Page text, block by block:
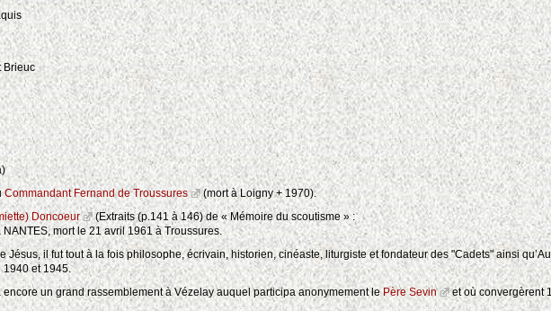
Brieuc
Commandant Fernand de Troussures
(mort à Loigny + 1970).
Doncoeur
(Extraits (p.141 à 146) de « Mémoire du scoutisme » :
mort le 21 avril 1961 à Troussures.
Jésus, il fut tout à la fois philosophe, écrivain, historien, cinéaste, liturgiste et fondateur des "Cadets" ainsi
1940 et 1945.
encore un grand rassemblement à Vézelay auquel participa anonymement lePère Sevin
et où convergèrent